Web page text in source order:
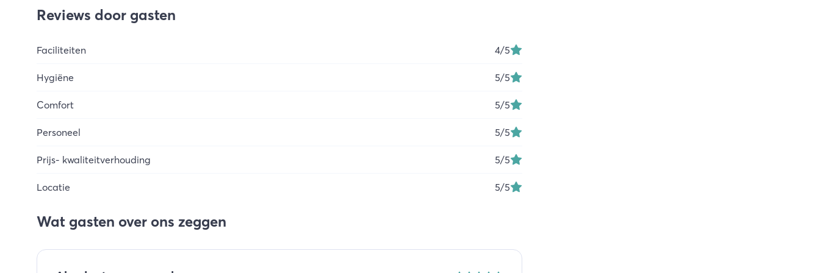
Reviews door gasten
Faciliteiten 4/5
Hygiëne 5/5
Comfort 5/5
Personeel 5/5
Prijs- kwaliteitverhouding 5/5
Locatie 5/5
Wat gasten over ons zeggen